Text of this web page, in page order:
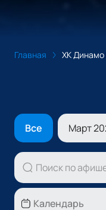
Главная ХК
Все Март